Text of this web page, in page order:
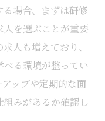
場合、まずは研修
人を選ぶことが重要
人も増えており、
る環境が整ってい
ップや定期的な面
みがあるか確認し